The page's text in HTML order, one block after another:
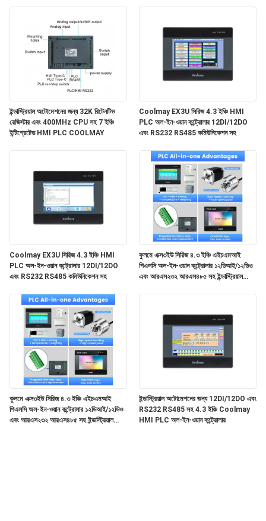
ইন্ডাস্ট্রিয়াল অটোমেশনের জন্য 32K রিটেনটিভ
রেজিস্টার এবং 400MHz CPU সহ 7 ইঞ্চি
ইন্টিগ্রেটেড HMI PLC COOLMAY
Coolmay EX3U সিরিজ 4.3 ইঞ্চি HMI
PLC অল-ইন-ওয়ান কন্ট্রোলার 12DI/12DO
এবং RS232 RS485 কমিউনিকেশন সহ
Coolmay EX3U সিরিজ 4.3 ইঞ্চি HMI
PLC অল-ইন-ওয়ান কন্ট্রোলার 12DI/12DO
এবং RS232 RS485 কমিউনিকেশন সহ
কুলমে এক্স৩ইউ সিরিজ ৪.৩ ইঞ্চি এইচএমআই
পিএলসি অল-ইন-ওয়ান কন্ট্রোলার ১২ডিআই/১২ডিও
এবং আরএস২৩২ আরএস৪৮৫ সহ ইন্ডাস্ট্রিয়াল
কুলমে এক্স৩ইউ সিরিজ ৪.৩ ইঞ্চি এইচএমআই
পিএলসি অল-ইন-ওয়ান কন্ট্রোলার ১২ডিআই/১২ডিও
এবং আরএস২৩২ আরএস৪৮৫ সহ ইন্ডাস্ট্রিয়াল
ইন্ডাস্ট্রিয়াল অটোমেশনের জন্য 12DI/12DO এবং
RS232 RS485 সহ 4.3 ইঞ্চি Coolmay
HMI PLC অল-ইন-ওয়ান কন্ট্রোলার